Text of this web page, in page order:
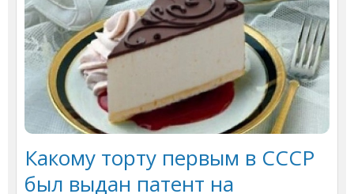
Какому торту первым в СССР
был выдан патент на